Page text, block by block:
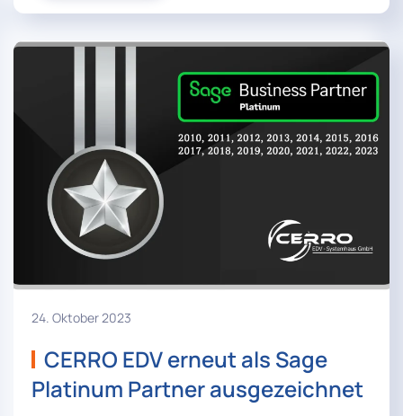
24. Oktober 2023
CERRO EDV erneut als Sage
Platinum Partner ausgezeichnet